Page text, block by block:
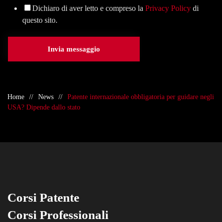
Dichiaro di aver letto e compreso la Privacy Policy di
questo sito.
Invia messaggio
Home News
Patente internazionale obbligatoria per guidare negli
USA? Dipende dallo stato
Corsi Patente
Corsi Professionali